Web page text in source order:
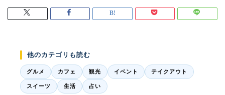
他のカテゴリも読む
グルメ カフェ 観光 イベント テイクアウト
スイーツ 生活 占い